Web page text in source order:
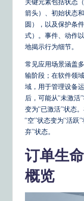
o
D
ai
ly
G
ui
o
箭头）、初始状态
圆），以及保护条
式）。事件、动作
地揭示行为细节。
常见应用场景涵盖
输阶段；在软件领
域，用于管理设备
后，可能从“未激活
变为“已激活”状态
“空”状态变为“活跃
弃”状态。
订单生
概览